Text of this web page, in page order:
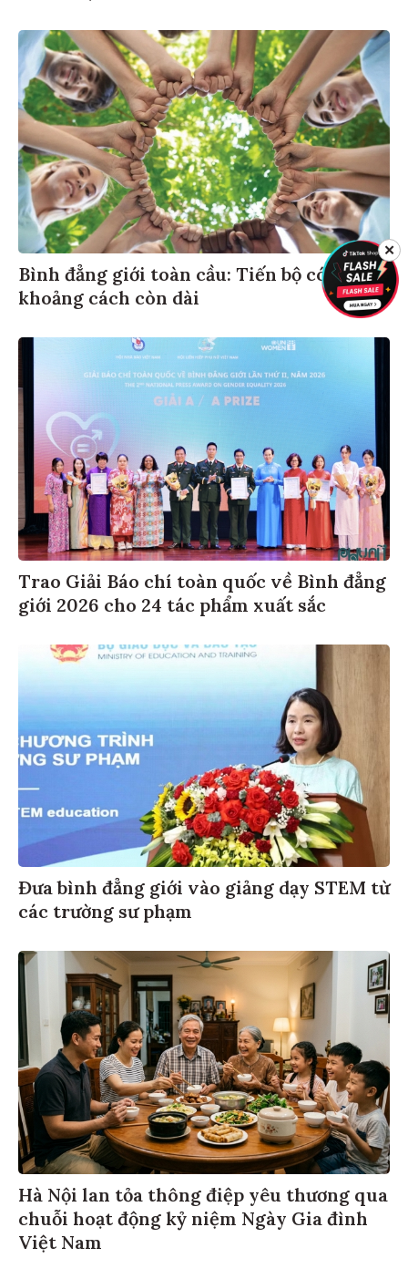
Bình đẳng giới toàn cầu: Tiến bộ có,
khoảng cách còn dài
Trao Giải Báo chí toàn quốc về Bình đẳng
giới 2026 cho 24 tác phẩm xuất sắc
Đưa bình đẳng giới vào giảng dạy STEM từ
các trường sư phạm
Hà Nội lan tỏa thông điệp yêu thương qua
chuỗi hoạt động kỷ niệm Ngày Gia đình
Việt Nam
✕